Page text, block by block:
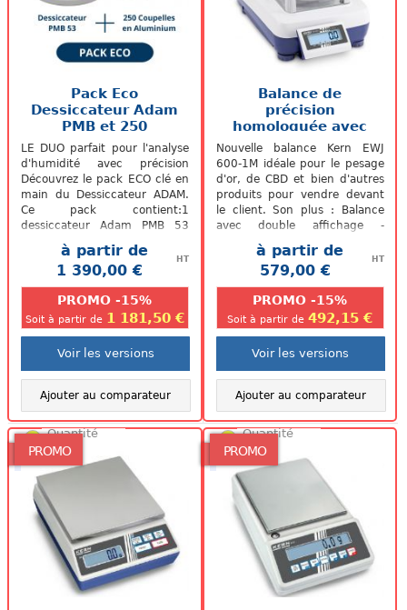
Pack Eco
Dessiccateur Adam
PMB et 250
coupelles en
aluminium
LE DUO parfait pour l'analyse
d'humidité avec précision
Découvrez le pack ECO clé en
main du Dessiccateur ADAM.
Ce pack contient:1
dessiccateur Adam PMB 53
250 coupelles en
aluminium Son...
à partir de
1 390,00 €
HT
PROMO -15%
Soit à partir de 1 181,50 €
Voir les versions
Ajouter au comparateur
Balance de
précision
homologuée avec
double affichage
EWJ...
Nouvelle balance Kern EWJ
600-1M idéale pour le pesage
d'or, de CBD et bien d'autres
produits pour vendre devant
le client. Son plus : Balance
avec double affichage -
Pratique pour la pesée
devant...à partir de
579,00 €
HT
PROMO -15%
Soit à partir de492,15 €
Voir les versions
Ajouter au comparateur
PROMO
Quantité
faible
PROMO
Quantité
faible